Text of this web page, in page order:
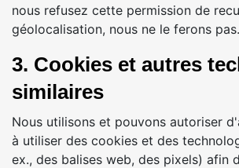
nous refusez cette permission de
géolocalisation, nous ne le ferons pas.
3. Cookies et autres
similaires
Nous utilisons et pouvons autoriser
à utiliser des cookies et des
ex., des balises web, des pixels) afin